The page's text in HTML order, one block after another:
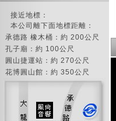
接近地標：
本公司離下面地標距離：
承德路 橡木桶：約 200公尺
孔子廟：約 100公尺
圓山捷運站：約 270公尺
花博圓山館：約 350公尺